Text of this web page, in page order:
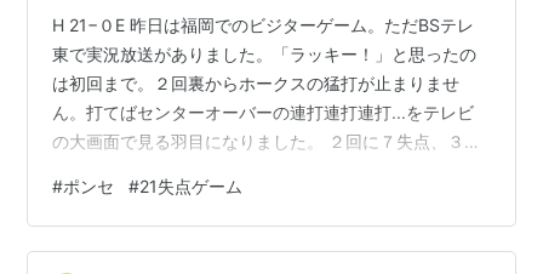
H 21−０E 昨日は福岡でのビジターゲーム。ただBSテレ
東で実況放送がありました。「ラッキー！」と思ったの
は初回まで。２回裏からホークスの猛打が止まりませ
ん。打てばセンターオーバーの連打連打連打...をテレビ
の大画面で見る羽目になりました。 ２回に７失点、３回
というゲームになってしまいました。長いことプロ野球
を観ていますが、こんなゲーム、初めて観たんじゃない
かな...。*1 わたしにテレビを独占されていたカミさん
#ポンセ #21失点ゲーム